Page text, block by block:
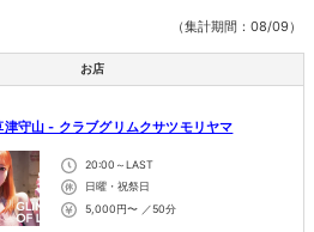
（集計期間：08/09）
お店
津守山 - クラブグリムクサツモリヤマ
20:00～LAST
日曜・祝祭日
5,000円〜 ／50分